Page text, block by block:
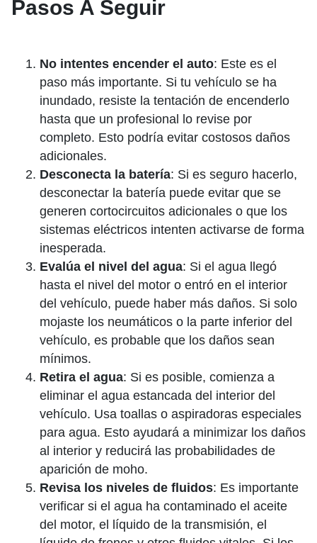
Pasos A Seguir
No intentes encender el auto: Este es el
paso más importante. Si tu vehículo se ha
inundado, resiste la tentación de encenderlo
hasta que un profesional lo revise por
completo. Esto podría evitar costosos daños
adicionales.
Desconecta la batería: Si es seguro hacerlo,
desconectar la batería puede evitar que se
generen cortocircuitos adicionales o que los
sistemas eléctricos intenten activarse de forma
inesperada.
Evalúa el nivel del agua: Si el agua llegó
hasta el nivel del motor o entró en el interior
del vehículo, puede haber más daños. Si solo
mojaste los neumáticos o la parte inferior del
vehículo, es probable que los daños sean
mínimos.
Retira el agua: Si es posible, comienza a
eliminar el agua estancada del interior del
vehículo. Usa toallas o aspiradoras especiales
para agua. Esto ayudará a minimizar los daños
al interior y reducirá las probabilidades de
aparición de moho.
Revisa los niveles de fluidos: Es importante
verificar si el agua ha contaminado el aceite
del motor, el líquido de la transmisión, el